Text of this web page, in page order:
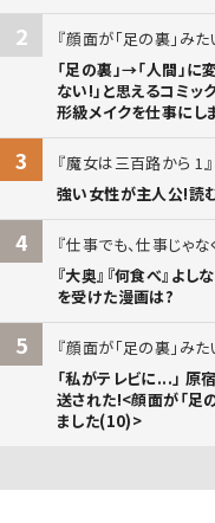
2
顔面が「足の裏」み
「足の裏」→「人間」
ない!」と思えるコミッ
形級メイクを仕事にし
3
魔女は三百路から 1
強い女性が主人公!読
4
仕事でも、仕事じゃな
『大奥』『何食べ』よ
を受けた漫画は?
5
顔面が「足の裏」み
「私がテレビに...」 原
送された!<顔面が「足
ました(10)>